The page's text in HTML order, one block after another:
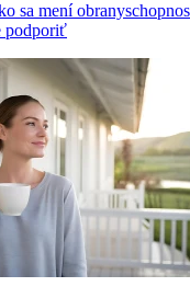
sa mení
podporiť